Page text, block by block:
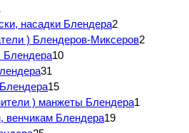
насадки Блендера2
) Блендеров-Миксеров2
Блендера10
31
15
) манжеты Блендера1
венчикам Блендера19